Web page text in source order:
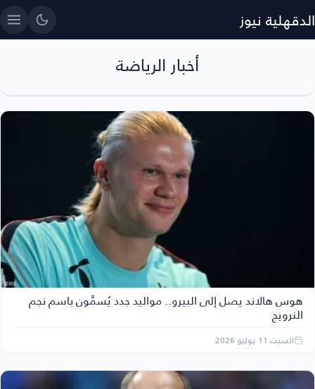
الدقهلية نيوز
أخبار الرياضة
هوس هالاند يصل إلى البيرو.. مواليد جدد يُسمَّون باسم نجم
النرويج
السبت 11 يوليو 2026